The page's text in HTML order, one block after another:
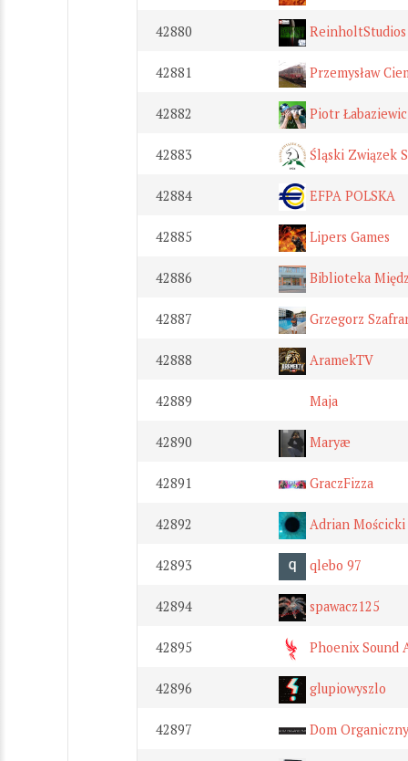
42880 ReinholtStudios
42881 Przemysław
42882 Piotr
42883 Śląski Związek
42884 EFPA POLSKA
42885 Lipers Games
42886 Biblioteka
42887 Grzegorz
42888 AramekTV
42889 Maja
42890 Maryæ
42891 GraczFizza
42892 Adrian Mościcki
42893 qlebo 97
42894 spawacz125
42895 Phoenix Sound
42896 glupiowyszlo
42897 Dom Organiczny